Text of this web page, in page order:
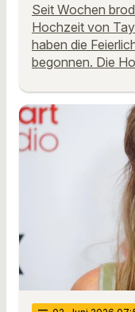
Seit Wochen
Hochzeit von
haben die
begonnen. Die